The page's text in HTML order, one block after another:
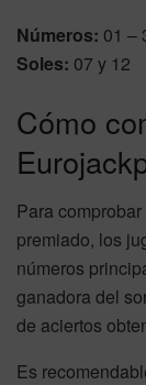
Números: 01 –
Soles: 07 y 12
Cómo
Para
premiado, los
números
ganadora del
de aciertos
Es